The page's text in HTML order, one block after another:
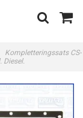
Kompletteringssats CS-
Diesel.